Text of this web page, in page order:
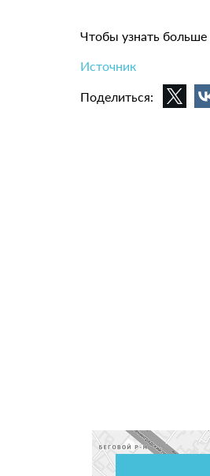
Чтобы узнать больше
Источник
Поделиться: